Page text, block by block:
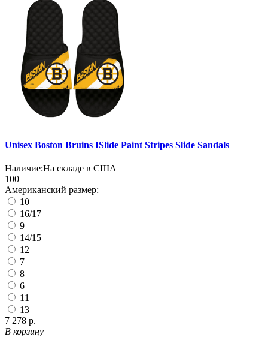
Unisex Boston Bruins ISlide Paint Stripes Slide Sandals
Наличие:На складе в США
100
Американский размер:
10
16/17
9
14/15
12
7
8
6
11
13
7 278 р.
В корзину